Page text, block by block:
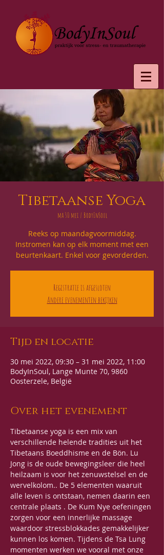
Tibetaanse Yoga
ma 30 mei
  |
BodyInSoul
Reeks op maandagvoormiddag.
Instromen kan op elk moment met een
beurtenkaart. Enkel voor gevorderden.
Registratie is afgesloten
Andere evenementen bekijken
Tijd en locatie
30 mei 2022, 09:30 – 31 mei 2022, 11:00
BodyInSoul, Lange Munte 70, 9860
Oosterzele, België
Over het evenement
Tibetaanse yoga is een mix van
verschillende helende tradities uit het
Tibetaans Boeddhisme en de Bön. Lu
Jong is de oude bewegingsleer die heel
heilzaam is voor het zenuwstelsel en de
wervelkolom.. De 5 elementen waaruit
alle leven is ontstaan, nemen daarin een
centrale plaats . De Kum Nye oefeningen
zorgen voor een innerlijke massage
waardoor stressblokkades gemakkelijker
kunnen los komen. Tijdens de Tsa Lung
momenten werken we vooral met onze